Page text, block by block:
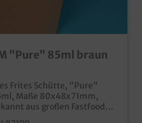
"Pure" 85ml braun
Frites Schütte, "Pure"
Maße 80x48x71mm,